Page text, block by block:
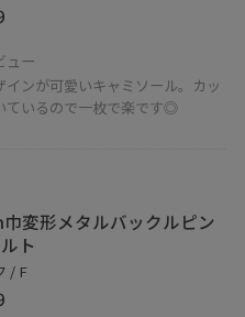
24 B1F
ュー
インが可愛いキャミソール。カッ
ているので一枚で楽です◎
変形メタルバックルピン
ト
/ F